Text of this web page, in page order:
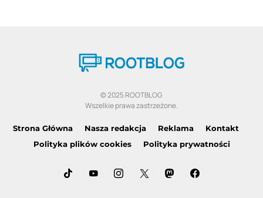
© 2025 ROOTBLOG
Wszelkie prawa zastrzeżone.
Strona Główna Nasza redakcja Reklama
Kontakt
Polityka plików cookies
Polityka prywatności